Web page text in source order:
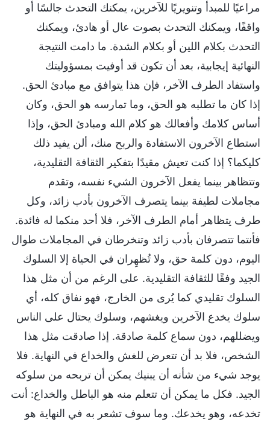
مراعيًا للمبدأ وتنويريًا للآخرين، يمكنك التحدث جالسًا أو
واقفًا، ويمكنك التحدث بصوت عال أو هادئ، ويمكنك
التحدث بكلام اللين أو بكلام الشدة. ما دامت النتيجة
النهائية إيجابية، بعد أن تكون قد أوفيت بمسؤوليتك
واستفاد الطرف الآخر، فإن هذا يتوافق مع مبادئ الحق.
إذا كان ما تطلبه هو الحق، وما تمارسه هو الحق، وكان
أساس كلامك وأفعالك هو كلام الله ومبادئ الحق، وإذا
استطاع الآخرون الاستفادة والربح منك، ألن يفيد ذلك
كليكما؟ إذا كنت تعيش مقيدًا بتفكير الثقافة التقليدية،
وتتظاهر بينما يفعل الآخرون الشيء نفسه، وتقدم
مجاملات لطيفة بينما يتصرف الآخرون بأدب زائد، وكل
طرف يتظاهر أمام الطرف الآخر، فلا أحد منكما له فائدة.
فأنتما تتصرفان بأدب زائد وتنخرطان في المجاملات طوال
اليوم، دون كلمة حق، ولا تُظهِران في الحياة إلا السلوك
الجيد وفقًا للثقافة التقليدية. على الرغم من أن مثل هذا
السلوك تقليدي كما يُرى من الخارج، فهو نفاق كله، أي
سلوك يخدع الآخرين ويغشهم، وسلوك يحتال على الناس
ويضللهم، دون سماع كلمة صادقة. إذا صادقت مثل هذا
الشخص، فلا بد أن تتعرض للغش والخداع في النهاية. فلا
يوجد شيء من شأنه أن يبنيك يمكن أن تربحه من سلوكه
الجيد. فكل ما يمكن أن تتعلم منه هو الباطل والخداع: أنت
تخدعه، وهو يخدعك. وما سوف تشعر به في النهاية هو